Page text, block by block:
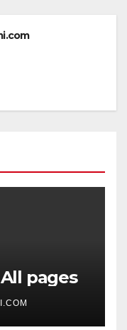
All pages